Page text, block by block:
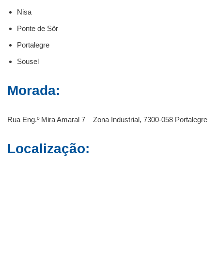
Nisa
Ponte de Sôr
Portalegre
Sousel
Morada:
Rua Eng.º Mira Amaral 7 – Zona Industrial, 7300-058 Portalegre
Localização: